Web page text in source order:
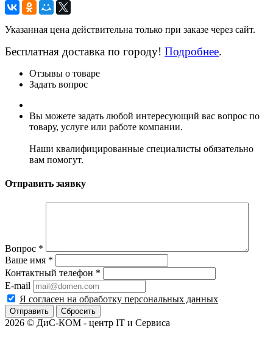
Указанная цена действительна только при заказе через сайт.
Бесплатная доставка по городу! Подробнее.
Отзывы о товаре
Задать вопрос
Вы можете задать любой интересующий вас вопрос по
товару, услуге или работе компании.
Наши квалифицированные специалисты обязательно
вам помогут.
Отправить заявку
Вопрос *
Ваше имя *
Контактный телефон *
E-mail
Я согласен на обработку персональных данных
Сбросить
2026 © ДиС-КОМ - центр IT и Сервиса